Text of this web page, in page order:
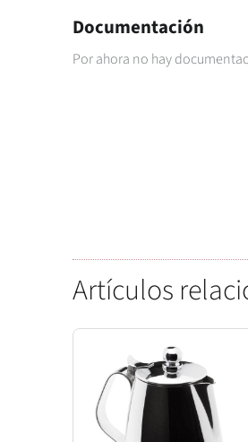
Documentación
Por ahora no hay
Artículos